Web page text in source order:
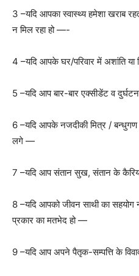
3 –यदि आपका स्वास्थ्य हमेशा खराब
न मिल रहा हो —-
4 –यदि आपके घर/परिवार में अशांति
5 –यदि आप बार-बार एक्सीडेंट व
6 –यदि आपके नजदीकी मित्र /
लगे —
7 –यदि आप संतान सुख, संतान के
8 –यदि आपको जीवन साथी का सहयोग
प्रकार का मतभेद हो —
9 –यदि आप अपने पैतृक-सम्पत्ति के